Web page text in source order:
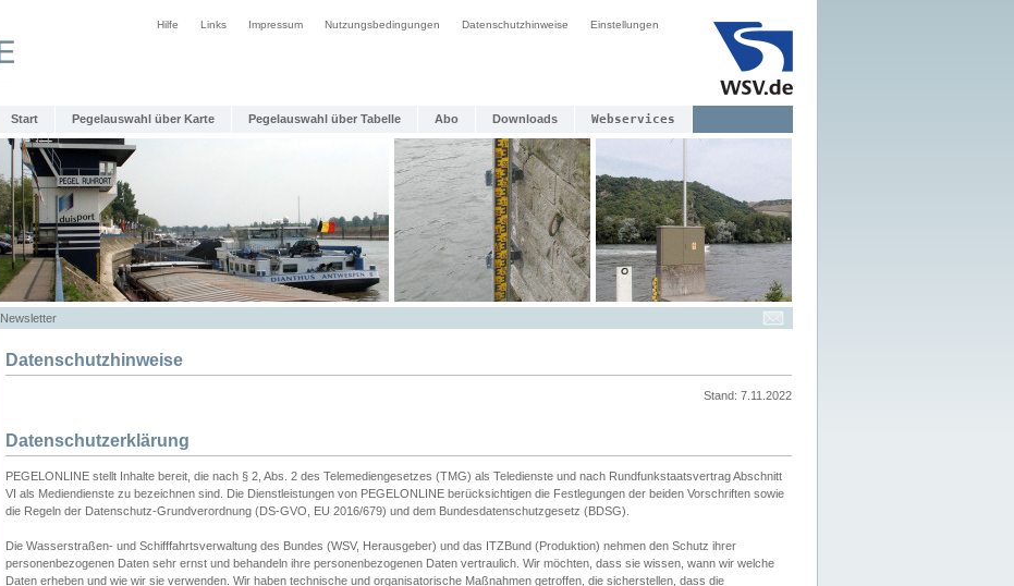
Hilfe Links Impressum Nutzungsbedingungen Datenschutzhinweise Einstellungen
Start Pegelauswahl über Karte Pegelauswahl über Tabelle Abo Downloads Webservices
Newsletter
Datenschutzhinweise
Stand: 7.11.2022
Datenschutzerklärung
PEGELONLINE stellt Inhalte bereit, die nach § 2, Abs. 2 des Telemediengesetzes (TMG) als Teledienste und nach Rundfunkstaatsvertrag Abschnitt
VI als Mediendienste zu bezeichnen sind. Die Dienstleistungen von PEGELONLINE berücksichtigen die Festlegungen der beiden Vorschriften sowie
die Regeln der Datenschutz-Grundverordnung (DS-GVO, EU 2016/679) und dem Bundesdatenschutzgesetz (BDSG).
Die Wasserstraßen- und Schifffahrtsverwaltung des Bundes (WSV, Herausgeber) und das ITZBund (Produktion) nehmen den Schutz ihrer
personenbezogenen Daten sehr ernst und behandeln ihre personenbezogenen Daten vertraulich. Wir möchten, dass sie wissen, wann wir welche
Daten erheben und wie wir sie verwenden. Wir haben technische und organisatorische Maßnahmen getroffen, die sicherstellen, dass die